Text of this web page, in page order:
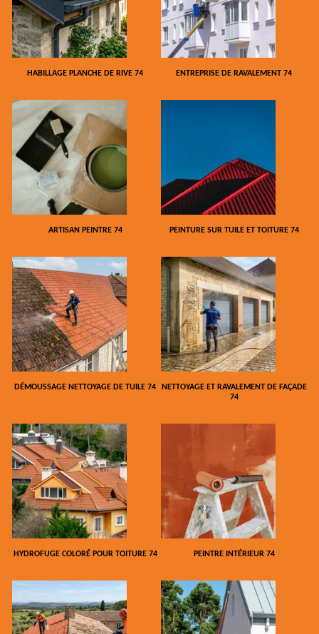
HABILLAGE PLANCHE DE RIVE 74 ENTREPRISE DE RAVALEMENT 74
ARTISAN PEINTRE 74 PEINTURE SUR TUILE ET TOITURE 74
DÉMOUSSAGE NETTOYAGE DE TUILE 74
NETTOYAGE ET RAVALEMENT DE FAÇADE
74
HYDROFUGE COLORÉ POUR TOITURE 74 PEINTRE INTÉRIEUR 74